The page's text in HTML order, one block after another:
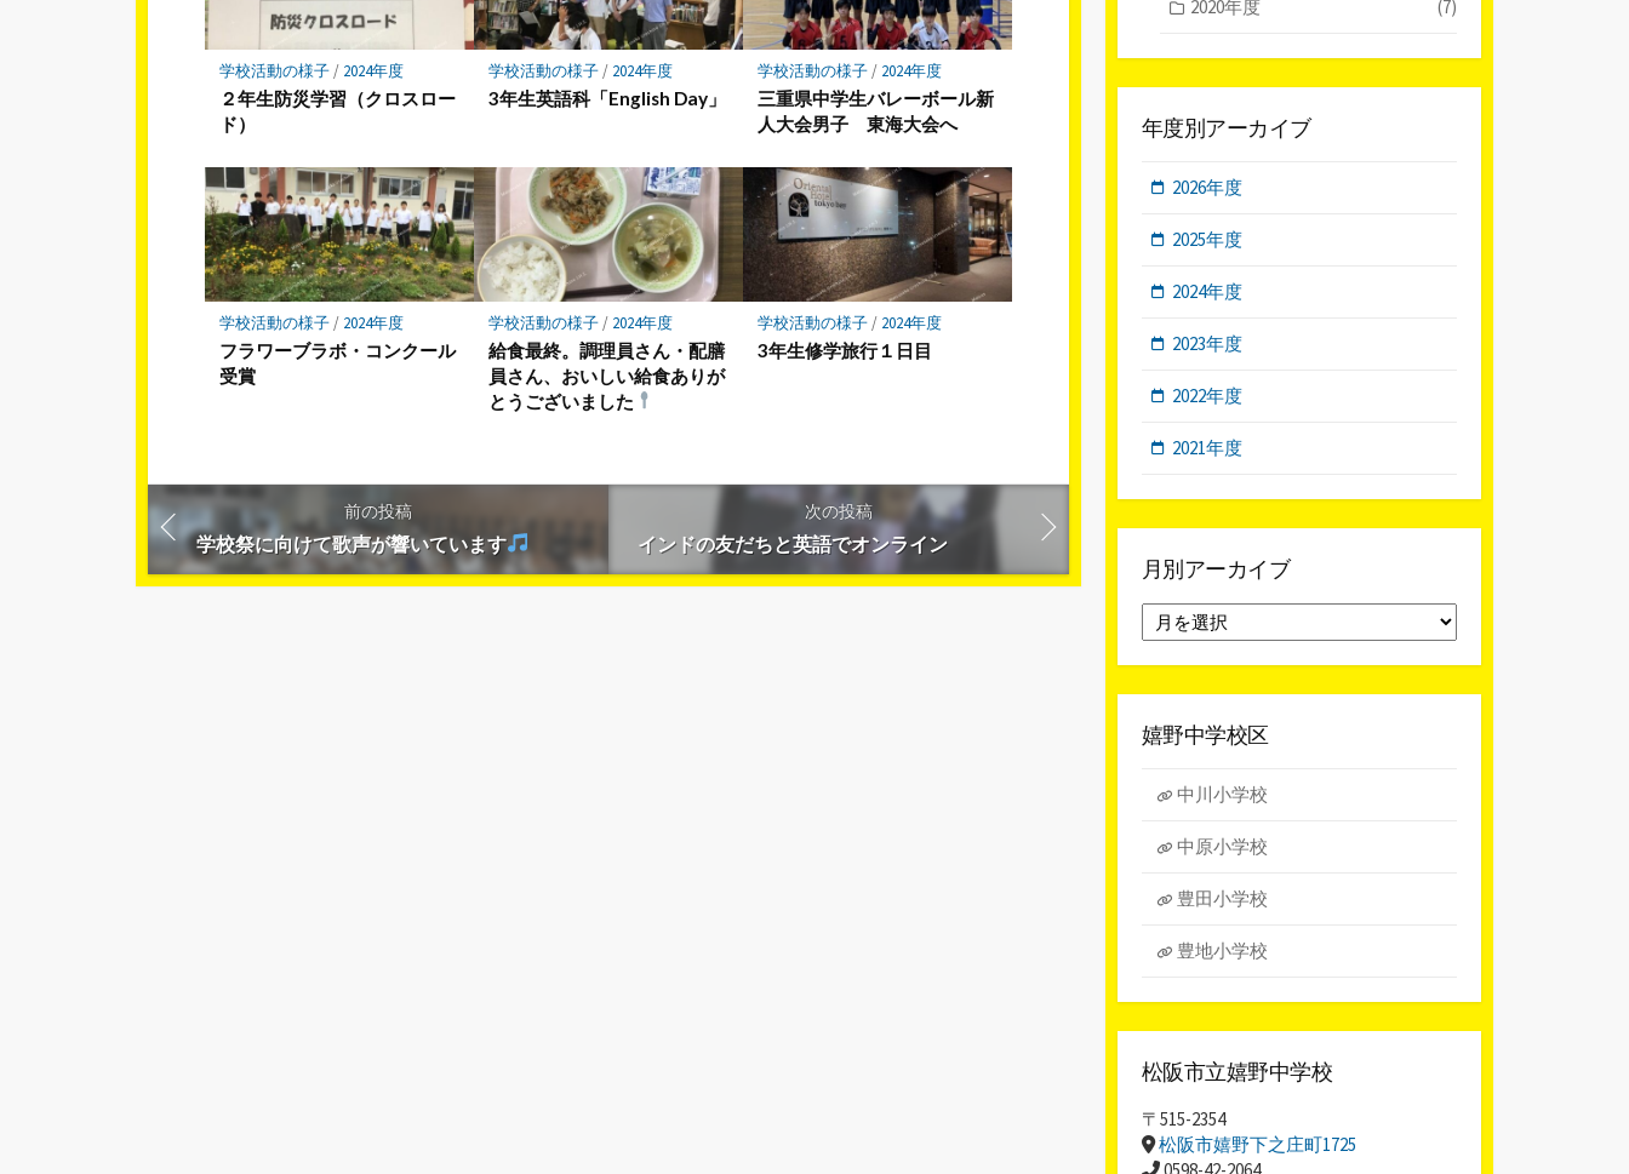
学校活動の様子/ 2024年度
２年生防災学習（クロスロー
ド）
学校活動の様子/ 2024年度
3年生英語科「English Day」
学校活動の様子/ 2024年度
三重県中学生バレーボール新
人大会男子 東海大会へ
学校活動の様子/ 2024年度
フラワーブラボ・コンクール
受賞
学校活動の様子/ 2024年度
給食最終。調理員さん・配膳
員さん、おいしい給食ありが
とうございました
学校活動の様子/ 2024年度
3年生修学旅行１日目
前の投稿
学校祭に向けて歌声が響いています
次の投稿
インドの友だちと英語でオンライン
2020年度 (7)
年度別アーカイブ
2026年度
2025年度
2024年度
2023年度
2022年度
2021年度
月別アーカイブ
別
ア
ー
イ
嬉野中学校区
中川小学校
中原小学校
豊田小学校
豊地小学校
松阪市立嬉野中学校
〒515-2354
松阪市嬉野下之庄町1725
0598-42-2064